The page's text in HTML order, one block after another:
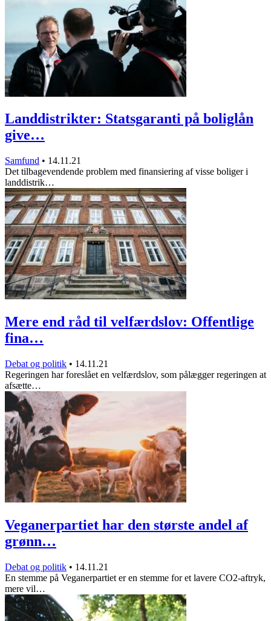
Landdistrikter: Statsgaranti på boliglån
give…
Samfund • 14.11.21
Det tilbagevendende problem med finansiering af visse boliger i
landdistrik…
Mere end råd til velfærdslov: Offentlige
fina…
Debat og politik • 14.11.21
Regeringen har foreslået en velfærdslov, som pålægger regeringen at
afsætte…
Veganerpartiet har den største andel af
grønn…
Debat og politik • 14.11.21
En stemme på Veganerpartiet er en stemme for et lavere CO2-aftryk,
mere vil…